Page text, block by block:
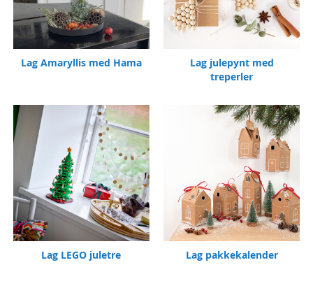
Lag Amaryllis med Hama
Lag julepynt med
treperler
Lag LEGO juletre Lag pakkekalender